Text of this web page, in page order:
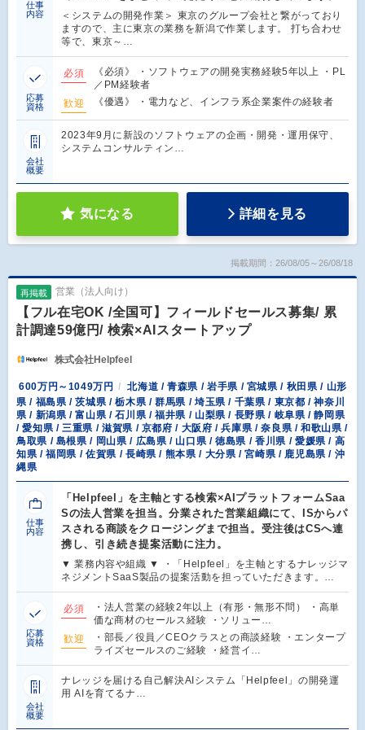
仕事
内容
＜システムの開発作業＞ 東京のグループ会社と繋がっており
ますので、主に東京の業務を新潟で作業します。 打ち合わせ
等で、東京～…
応募
資格
必須
《必須》 ・ソフトウェアの開発実務経験5年以上 ・PL
／PM経験者
歓迎
《優遇》 ・電力など、インフラ系企業案件の経験者
会社
概要
2023年9月に新設のソフトウェアの企画・開発・運用保守、
システムコンサルティン…
気になる 詳細を見る
掲載期間：26/08/05～26/08/18
再掲載 営業（法人向け）
【フル在宅OK /全国可】フィールドセールス募集/ 累
計調達59億円/ 検索×AIスタートアップ
株式会社Helpfeel
600万円～1049万円
北海道 / 青森県 / 岩手県 / 宮城県 / 秋田県 / 山形
県 / 福島県 / 茨城県 / 栃木県 / 群馬県 / 埼玉県 / 千葉県 / 東京都 / 神奈川
県 / 新潟県 / 富山県 / 石川県 / 福井県 / 山梨県 / 長野県 / 岐阜県 / 静岡県
/ 愛知県 / 三重県 / 滋賀県 / 京都府 / 大阪府 / 兵庫県 / 奈良県 / 和歌山県 /
鳥取県 / 島根県 / 岡山県 / 広島県 / 山口県 / 徳島県 / 香川県 / 愛媛県 / 高
知県 / 福岡県 / 佐賀県 / 長崎県 / 熊本県 / 大分県 / 宮崎県 / 鹿児島県 / 沖
縄県
仕事
内容
「Helpfeel」を主軸とする検索×AIプラットフォームSaa
Sの法人営業を担当。分業された営業組織にて、ISからパ
スされる商談をクロージングまで担当。受注後はCSへ連
携し、引き続き提案活動に注力。
▼ 業務内容や組織 ▼ ・「Helpfeel」を主軸とするナレッジマ
ネジメントSaaS製品の提案活動を担っていただきます。…
応募
資格
必須
・法人営業の経験2年以上（有形・無形不問） ・高単
価な商材のセールス経験 ・ソリュー…
歓迎
・部長／役員／CEOクラスとの商談経験 ・エンタープ
ライズセールスのご経験 ・経営イ…
会社
概要
ナレッジを届ける自己解決AIシステム「Helpfeel」の開発運
用 AIを育てるナ…